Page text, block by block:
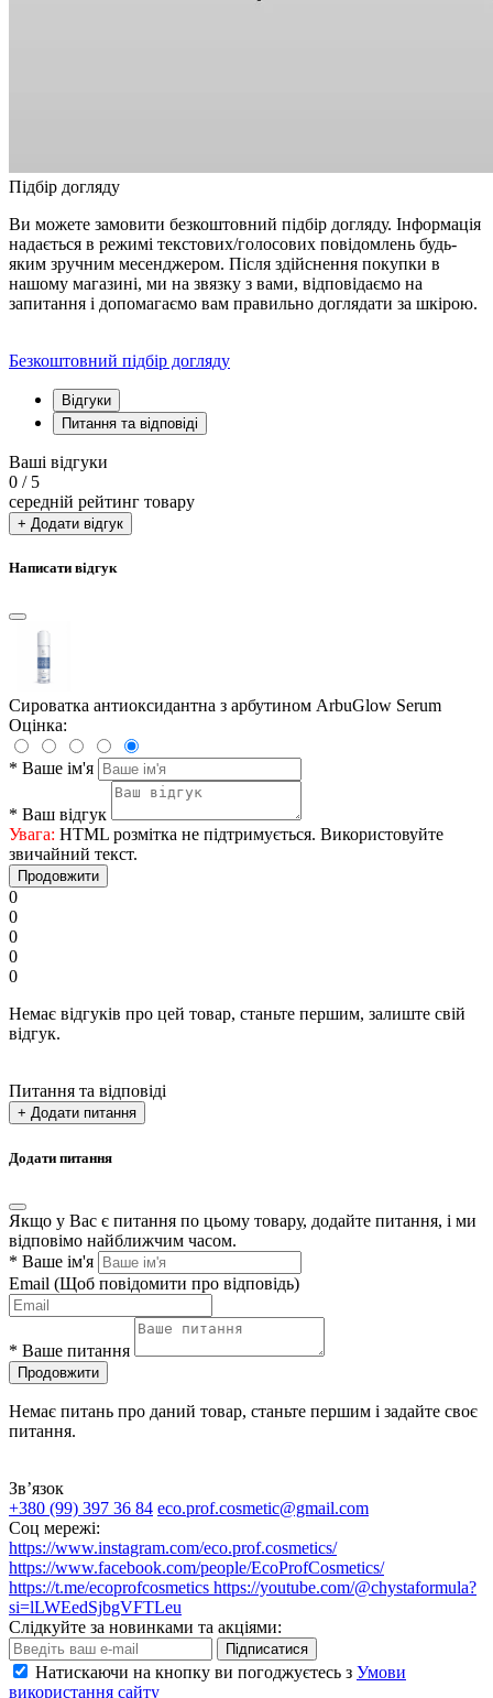
Підбір догляду
Ви можете замовити безкоштовний підбір догляду. Інформація
надається в режимі текстових/голосових повідомлень будь-
яким зручним месенджером. Після здійснення покупки в
нашому магазині, ми на звязку з вами, відповідаємо на
запитання і допомагаємо вам правильно доглядати за шкірою.
Безкоштовний підбір догляду
Відгуки
Питання та відповіді
Ваші відгуки
0 / 5
середній рейтинг товару
+ Додати відгук
Написати відгук
Сироватка антиоксидантна з арбутином ArbuGlow Serum
Оцінка:
* Ваше ім'я
* Ваш відгук
Увага: HTML розмітка не підтримується. Використовуйте
звичайний текст.
Продовжити
0
0
0
0
0
Немає відгуків про цей товар, станьте першим, залиште свій
відгук.
Питання та відповіді
+ Додати питання
Додати питання
Якщо у Вас є питання по цьому товару, додайте питання, і ми
відповімо найближчим часом.
* Ваше ім'я
Email (Щоб повідомити про відповідь)
* Ваше питання
Продовжити
Немає питань про даний товар, станьте першим і задайте своє
питання.
Зв’язок
+380 (99) 397 36 84 eco.prof.cosmetic@gmail.com
Соц мережі:
https://www.instagram.com/eco.prof.cosmetics/
https://www.facebook.com/people/EcoProfCosmetics/
https://t.me/ecoprofcosmetics https://youtube.com/@chystaformula?
si=lLWEedSjbgVFTLeu
Слідкуйте за новинками та акціями:
Підписатися
Натискаючи на кнопку ви погоджуєтесь з Умови
використання сайту